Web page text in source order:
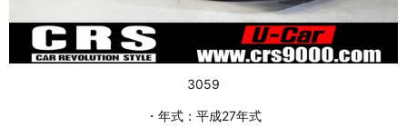
3059
・年式：平成27年式